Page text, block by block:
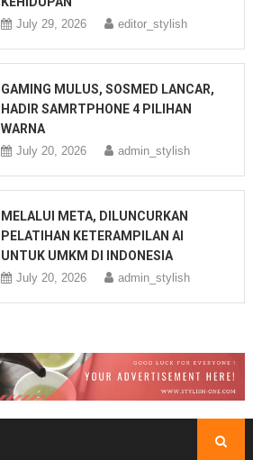
July 29, 2026 editor_stylish
GAMING MULUS, SOSMED LANCAR,
HADIR SAMRTPHONE 4 PILIHAN
WARNA
July 20, 2026 admin_stylish
MELALUI META, DILUNCURKAN
PELATIHAN KETERAMPILAN AI
UNTUK UMKM DI INDONESIA
July 20, 2026 admin_stylish